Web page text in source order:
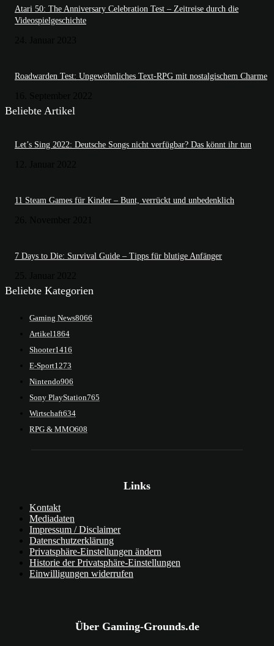
Atari 50: The Anniversary Celebration Test – Zeitreise durch die
Videospielgeschichte
Roadwarden Test: Ungewöhnliches Text-RPG mit nostalgischem Charme
Beliebte Artikel
Let’s Sing 2022: Deutsche Songs nicht verfügbar? Das könnt ihr tun
11 Steam Games für Kinder – Bunt, verrückt und unbedenklich
7 Days to Die: Survival Guide – Tipps für blutige Anfänger
Beliebte Kategorien
Gaming News8066
Artikel1864
Shooter1416
E-Sport1273
Nintendo906
Sony PlayStation765
Wirtschaft634
RPG & MMO608
Links
Kontakt
Mediadaten
Impressum / Disclaimer
Datenschutzerklärung
Privatsphäre-Einstellungen ändern
Historie der Privatsphäre-Einstellungen
Einwilligungen widerrufen
Über Gaming-Grounds.de